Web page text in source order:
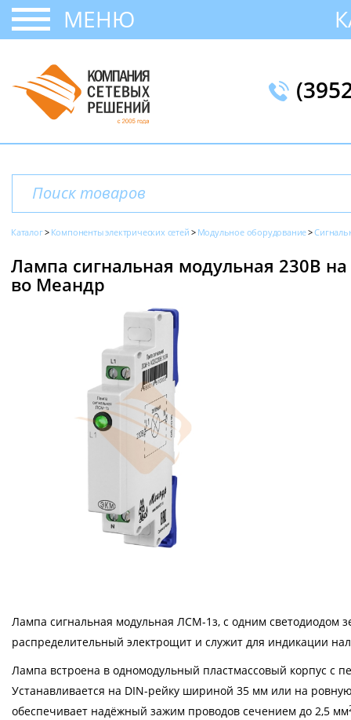
МЕНЮ
Каталог Компоненты электрических сетей Модульное оборудование
Лампа сигнальная модульная 230В
во Меандр
Лампа сигнальная модульная ЛСМ-1з, с одним светодиодом
распределительный электрощит и служит для индикации
Лампа встроена в одномодульный пластмассовый корпус с
Устанавливается на DIN-рейку шириной 35 мм или на
обеспечивает надёжный зажим проводов сечением до 2,5 мм